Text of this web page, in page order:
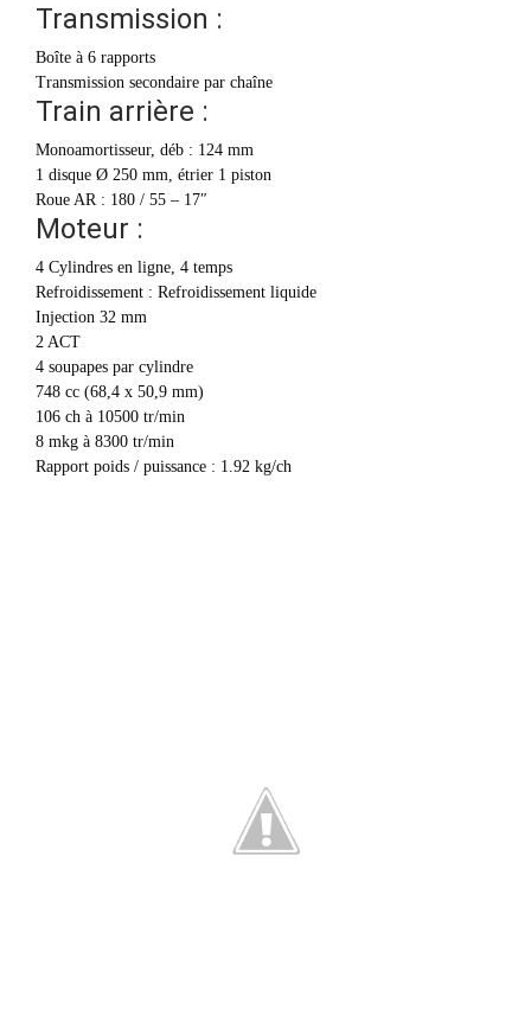
Transmission :
Boîte à 6 rapports
Transmission secondaire par chaîne
Train arrière :
Monoamortisseur, déb : 124 mm
1 disque Ø 250 mm, étrier 1 piston
Roue AR : 180 / 55 – 17″
Moteur :
4 Cylindres en ligne, 4 temps
Refroidissement : Refroidissement liquide
Injection 32 mm
2 ACT
4 soupapes par cylindre
748 cc (68,4 x 50,9 mm)
106 ch à 10500 tr/min
8 mkg à 8300 tr/min
Rapport poids / puissance : 1.92 kg/ch